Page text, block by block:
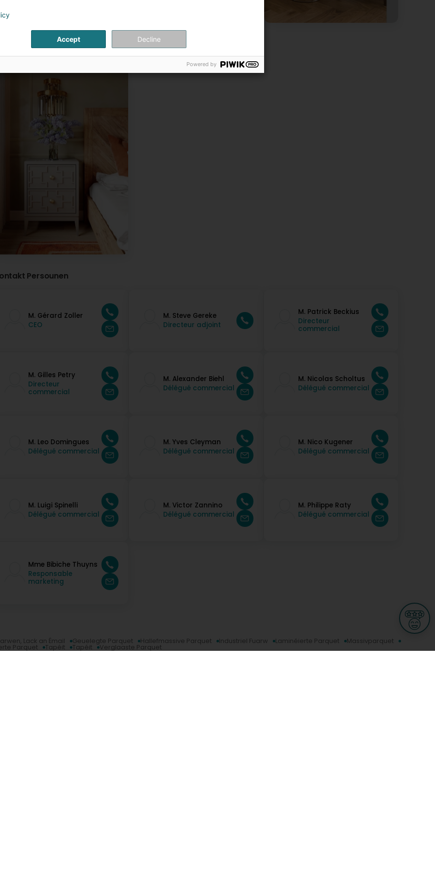
100 ans d'expertise
Persounen
M. Gérard Zoller
CEO
M. Steve Gereke
Directeur adjoint
M. Patrick Beckius
Directeur
commercial
M. Gilles Petry
Directeur
commercial
M. Alexander Biehl
Délégué commercial
M. Nicolas Scholtus
Délégué commercial
M. Leo Domingues
Délégué commercial
M. Yves Cleyman
Délégué commercial
M. Nico Kugener
Délégué commercial
M. Luigi Spinelli
Délégué commercial
M. Victor Zannino
Délégué commercial
M. Philippe Raty
Délégué commercial
Mme Bibiche Thuyns
Responsable
marketing
Lack an Émail Geuelegte Parquet Hallefmassive Parquet Industriel Fuarw Laminéierte Parquet Massivparquet
Parquet Tapéit Tapéit Verglaaste Parquet
Accept Decline
Powered by